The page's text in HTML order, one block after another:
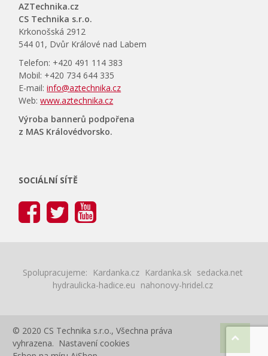
AZTechnika.cz
CS Technika s.r.o.
Krkonošská 2912
544 01, Dvůr Králové nad Labem
Telefon: +420 491 114 383
Mobil: +420 734 644 335
E-mail:info@aztechnika.cz
Web:www.aztechnika.cz
Výroba bannerů podpořena
z MAS Královédvorsko.
SOCIÁLNÍ SÍTĚ
Spolupracujeme: Kardanka.cz Kardanka.sk sedacka.net
hydraulicka-hadice.eu nahonovy-hridel.cz
© 2020 CS Technika s.r.o., Všechna práva
vyhrazena. Nastavení cookies